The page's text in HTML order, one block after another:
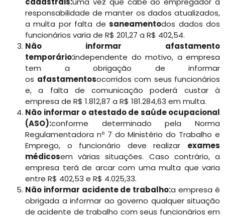
responsabilidade de manter os dados atualizados,
a multa por falta desaneamentodos dados dos
funcionários varia de R$ 201,27 a R$ 402,54.
Não informar afastamento
temporário:independente do motivo, a empresa
tem a obrigação de informar
os afastamentosocorridos com seus funcionários
e, a falta de comunicação poderá custar à
empresa de R$ 1.812,87 a R$ 181.284,63 em multa.
Não informar o atestado de saúde ocupacional
(ASO):conforme determinado pela Norma
Regulamentadora nº 7 do Ministério do Trabalho e
Emprego, o funcionário deve realizar exames
médicosem várias situações. Caso contrário, a
empresa terá de arcar com uma multa que varia
entre R$ 402,53 e R$ 4.025,33.
Não informar acidente de trabalho:a empresa é
obrigada a informar ao governo qualquer situação
de acidente de trabalho com seus funcionários em